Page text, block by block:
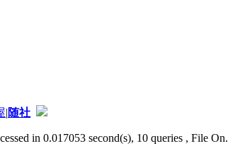
|随社
in 0.017053 second(s), 10 queries , File On.